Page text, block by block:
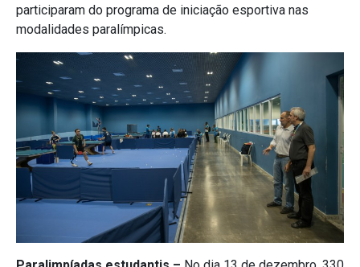
participaram do programa de iniciação esportiva nas
modalidades paralímpicas.